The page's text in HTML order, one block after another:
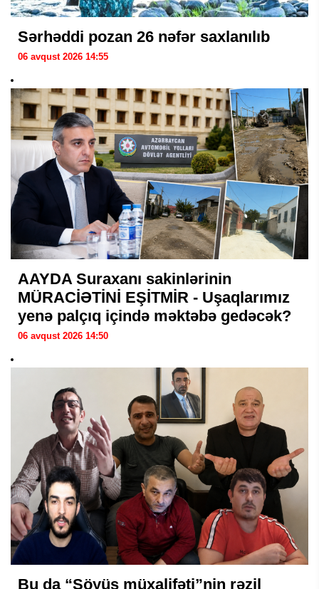
Sərhəddi pozan 26 nəfər saxlanılıb
06 avqust 2026 14:55
AAYDA Suraxanı sakinlərinin
MÜRACİƏTİNİ EŞİTMİR - Uşaqlarımız
yenə palçıq içində məktəbə gedəcək?
06 avqust 2026 14:50
Bu da “Söyüş müxalifəti”nin rəzil